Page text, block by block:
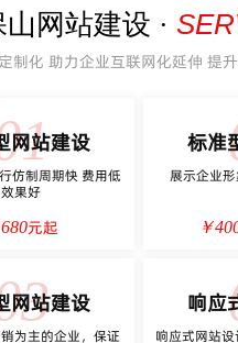
山网站建设 ·
制化 助力企业互联网化延伸 提
网站建设
仿制周期快 费用低
效果好
680元起
标准
展示企业
￥
网站建设
为主的企业，保证
响应
响应式网站